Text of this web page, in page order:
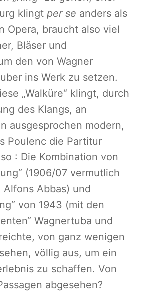
klingt per se anders als
Opera, braucht also viel
Bläser und
den von Wagner
ins Werk zu setzen.
„Walküre“ klingt, durch
des Klangs, an
ausgesprochen modern,
Poulenc die Partitur
: Die Kombination von
(1906/07 vermutlich
Abbas) und
von 1943 (mit den
Wagnertuba und
von ganz wenigen
völlig aus, um ein
zu schaffen. Von
abgesehen?